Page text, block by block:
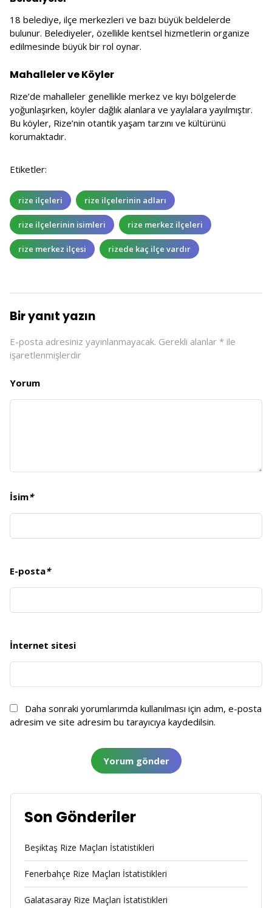
18 belediye, ilçe merkezleri ve bazı büyük beldelerde
bulunur. Belediyeler, özellikle kentsel hizmetlerin organize
edilmesinde büyük bir rol oynar.
Mahalleler ve Köyler
Rize’de mahalleler genellikle merkez ve kıyı bölgelerde
yoğunlaşırken, köyler dağlık alanlara ve yaylalara yayılmıştır.
Bu köyler, Rize’nin otantik yaşam tarzını ve kültürünü
korumaktadır.
Etiketler:
rize ilçeleri rize ilçelerinin adları
rize ilçelerinin isimleri rize merkez ilçeleri
rize merkez ilçesi rizede kaç ilçe vardır
Bir yanıt yazın
E-posta adresiniz yayınlanmayacak. Gerekli alanlar * ile
işaretlenmişlerdir
Yorum
İsim*
E-posta*
İnternet sitesi
Daha sonraki yorumlarımda kullanılması için adım, e-posta
adresim ve site adresim bu tarayıcıya kaydedilsin.
Son Gönderiler
Beşiktaş Rize Maçları İstatistikleri
Fenerbahçe Rize Maçları İstatistikleri
Galatasaray Rize Maçları İstatistikleri